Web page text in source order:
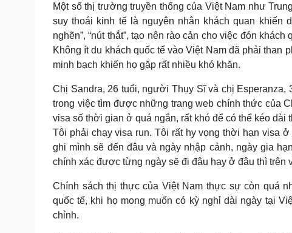
Một số thị trường truyền thống của Việt Nam như
suy thoái kinh tế là nguyên nhân khách quan khiến
nghẽn”, “nút thắt”, tạo nên rào cản cho việc đón
Không ít du khách quốc tế vào Việt Nam đã phải than
minh bạch khiến họ gặp rất nhiều khó khăn.
Chị Sandra, 26 tuổi, người Thụy Sĩ và chị
trong việc tìm được những trang web chính thức của
visa số thời gian ở quá ngắn, rất khó để có thể kéo
Tôi phải chạy visa run. Tôi rất hy vọng thời hạn visa
ghi mình sẽ đến đâu và ngày nhập cảnh, ngày gia
chính xác được từng ngày sẽ đi đâu hay ở đâu thì
Chính sách thị thực của Việt Nam thực sự còn quá
quốc tế, khi họ mong muốn có kỳ nghỉ dài ngày tại
chỉnh.